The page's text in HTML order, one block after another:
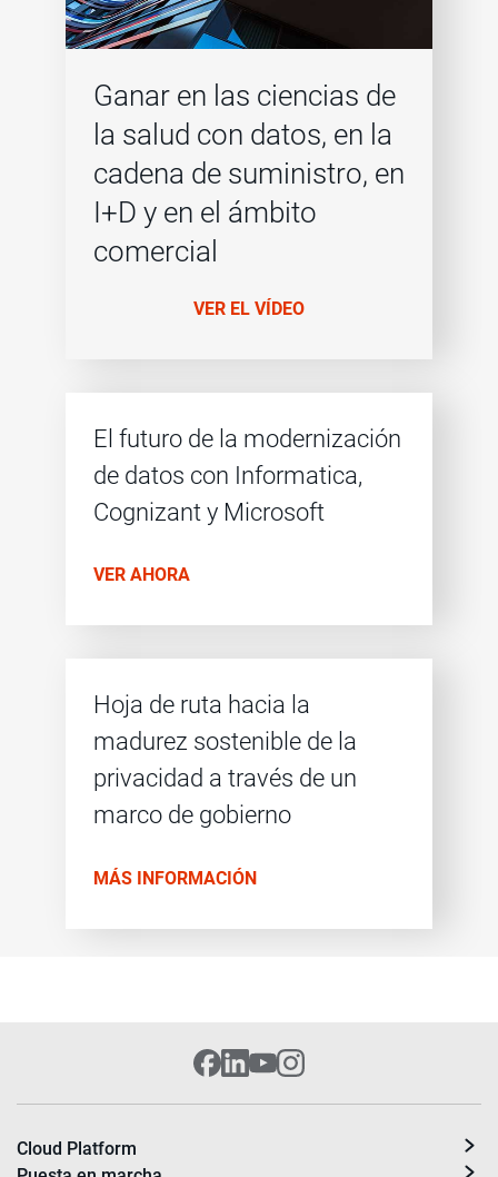
Ganar en las ciencias de
la salud con datos, en la
cadena de suministro, en
I+D y en el ámbito
comercial
VER EL VÍDEO
El futuro de la modernización
de datos con Informatica,
Cognizant y Microsoft
VER AHORA
Hoja de ruta hacia la
madurez sostenible de la
privacidad a través de un
marco de gobierno
MÁS INFORMACIÓN
Cloud Platform